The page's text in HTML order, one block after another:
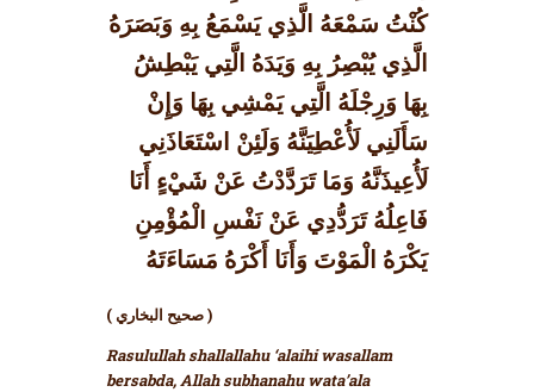
كُنْتُ سَمْعَهُ الَّذِي يَسْمَعُ بِهِ وَبَصَرَهُ
الَّذِي يُبْصِرُ بِهِ وَيَدَهُ الَّتِي يَبْطِشُ
بِهَا وَرِجْلَهُ الَّتِي يَمْشِي بِهَا وَإِنْ
سَأَلَنِي لَأُعْطِيَنَّهُ وَلَئِنْ اسْتَعَاذَنِي
لَأُعِيذَنَّهُ وَمَا تَرَدَّدْتُ عَنْ شَيْءٍ أَنَا
فَاعِلُهُ تَرَدُّدِي عَنْ نَفْسِ الْمُؤْمِنِ
يَكْرَهُ الْمَوْتَ وَأَنَا أَكْرَهُ مَسَاءَتَهُ
( صحيح البخاري )
Rasulullah shallallahu ‘alaihi wasallam
bersabda, Allah subhanahu wata’ala